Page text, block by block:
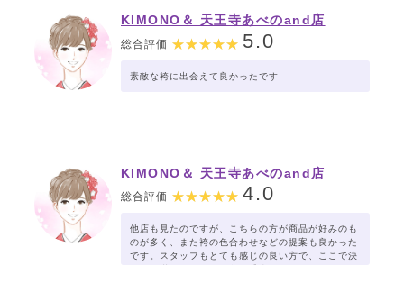
KIMONO＆ 天王寺あべのand店
総合評価 5.0
素敵な袴に出会えて良かったです
KIMONO＆ 天王寺あべのand店
総合評価 4.0
他店も見たのですが、こちらの方が商品が好みのも
のが多く、また袴の色合わせなどの提案も良かった
です。スタッフもとても感じの良い方で、ここで決